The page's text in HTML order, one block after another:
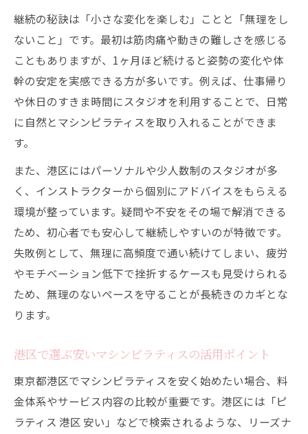
継続の秘訣は「小さな変化を楽しむ」ことと「無理をし
ないこと」です。最初は筋肉痛や動きの難しさを感じる
こともありますが、1ヶ月ほど続けると姿勢の変化や体
幹の安定を実感できる方が多いです。例えば、仕事帰り
や休日のすきま時間にスタジオを利用することで、日常
に自然とマシンピラティスを取り入れることができま
す。
また、港区にはパーソナルや少人数制のスタジオが多
く、インストラクターから個別にアドバイスをもらえる
環境が整っています。疑問や不安をその場で解消できる
ため、初心者でも安心して継続しやすいのが特徴です。
失敗例として、無理に高頻度で通い続けてしまい、疲労
やモチベーション低下で挫折するケースも見受けられる
ため、無理のないペースを守ることが長続きのカギとな
ります。
港区で選ぶ安いマシンピラティスの活用ポイント
東京都港区でマシンピラティスを安く始めたい場合、料
金体系やサービス内容の比較が重要です。港区には「ピ
ラティス 港区 安い」などで検索されるような、リーズナ